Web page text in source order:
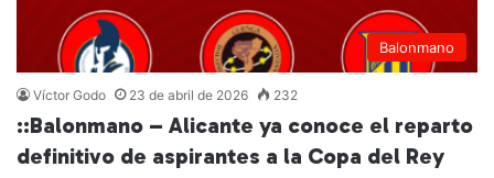
Balonmano
Víctor Godo 23 de abril de 2026 232
::Balonmano – Alicante ya conoce el reparto
definitivo de aspirantes a la Copa del Rey